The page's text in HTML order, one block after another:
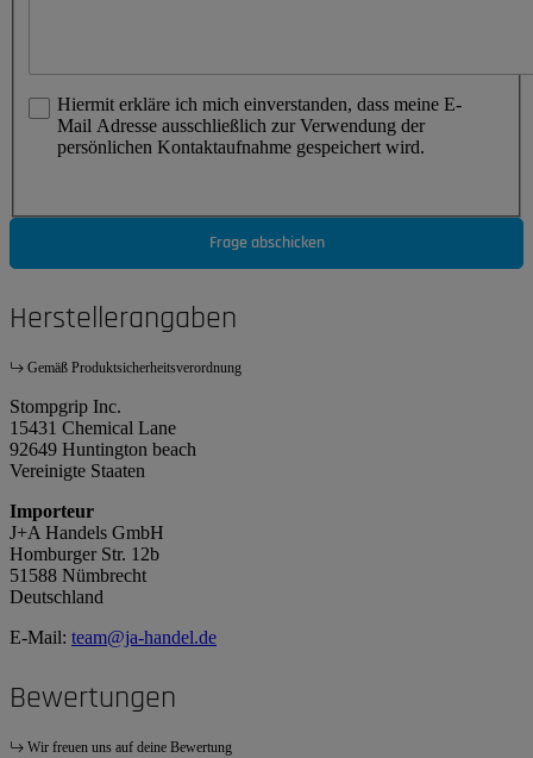
Hiermit erkläre ich mich einverstanden, dass meine E-
Mail Adresse ausschließlich zur Verwendung der
persönlichen Kontaktaufnahme gespeichert wird.
Frage abschicken
Herstellerangaben
Gemäß Produktsicherheitsverordnung
Stompgrip Inc.
15431 Chemical Lane
92649 Huntington beach
Vereinigte Staaten
Importeur
J+A Handels GmbH
Homburger Str. 12b
51588 Nümbrecht
Deutschland
E-Mail: team@ja-handel.de
Bewertungen
Wir freuen uns auf deine Bewertung